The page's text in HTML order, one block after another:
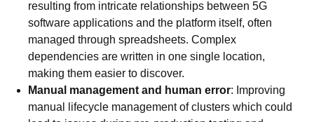
resulting from intricate relationships between 5G
software applications and the platform itself, often
managed through spreadsheets. Complex
dependencies are written in one single location,
making them easier to discover.
Manual management and human error: Improving
manual lifecycle management of clusters which could